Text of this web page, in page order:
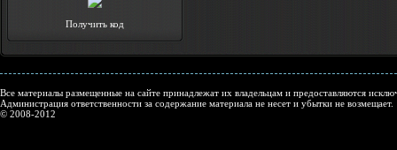
Получить код
Все материалы размещенные на сайте принадлежат их владельцам и предоставляются
Администрация ответственности за содержание материала не несет и убытки не возмещает.
© 2008-2012